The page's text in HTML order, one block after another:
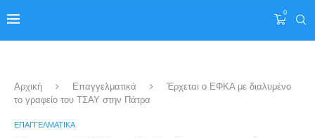
0
Αρχική Επαγγελματικά
Έρχεται ο ΕΦΚΑ με διαλυμένο
το γραφείο του ΤΣΑΥ στην Πάτρα
ΕΠΑΓΓΕΛΜΑΤΙΚΆ